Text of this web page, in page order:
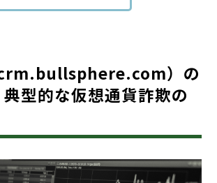
）の
型的な仮想通貨詐欺の